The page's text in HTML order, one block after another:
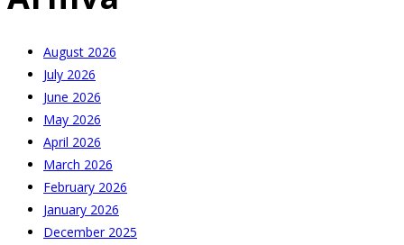
August 2026
July 2026
June 2026
May 2026
April 2026
March 2026
February 2026
January 2026
December 2025